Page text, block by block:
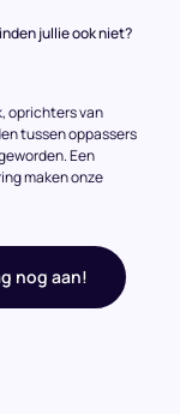
jullie ook niet?
oprichters van
tussen oppassers
Een
maken onze
nog aan!